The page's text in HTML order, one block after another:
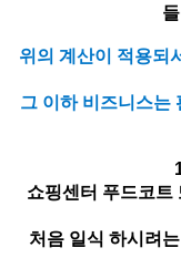
위의 계산이 적용되
그 이하 비즈니스는
쇼핑센터 푸드코트
처음 일식 하시려